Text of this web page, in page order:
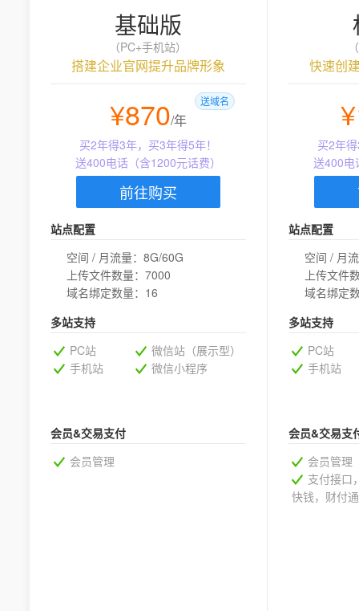
基础版
（PC+手机站）
搭建企业官网提升品牌形象
¥870/年
买2年得3年，买3年得5年！
送400电话（含1200元话费）
送域名
前往购买
站点配置
空间 / 月流量：8G/60G
上传文件数量：7000
域名绑定数量：16
多站支持
PC站
微信站（展示型）
手机站
微信小程序
会员&交易支付
会员管理
快速创
买2年
送400电
站点配置
空间 / 月
上传文件
域名绑定
多站支持
PC站
手机站
会员&交易支
会员管理
支付接口
快钱，财付通